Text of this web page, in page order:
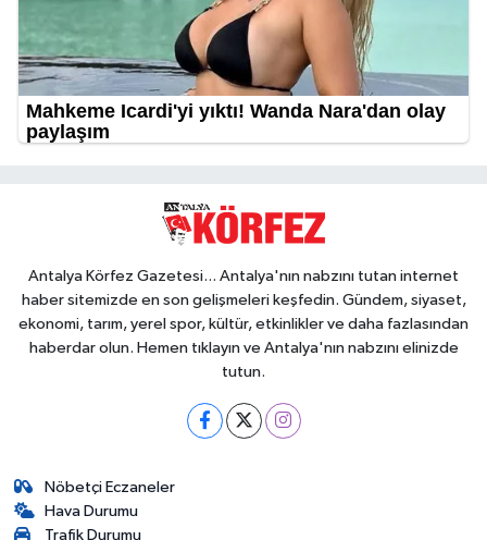
Antalya Körfez Gazetesi... Antalya'nın nabzını tutan internet
haber sitemizde en son gelişmeleri keşfedin. Gündem, siyaset,
ekonomi, tarım, yerel spor, kültür, etkinlikler ve daha fazlasından
haberdar olun. Hemen tıklayın ve Antalya'nın nabzını elinizde
tutun.
Nöbetçi Eczaneler
Hava Durumu
Trafik Durumu